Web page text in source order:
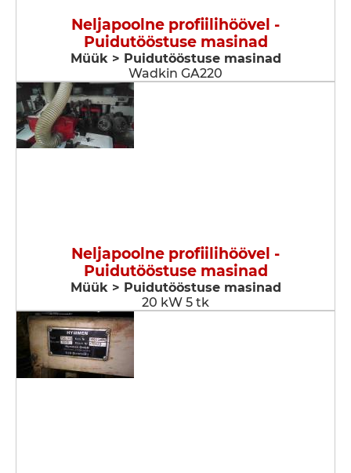
Neljapoolne profiilihöövel -
Puidutööstuse masinad
Müük > Puidutööstuse masinad
Wadkin GA220
Neljapoolne profiilihöövel -
Puidutööstuse masinad
Müük > Puidutööstuse masinad
20 kW 5 tk